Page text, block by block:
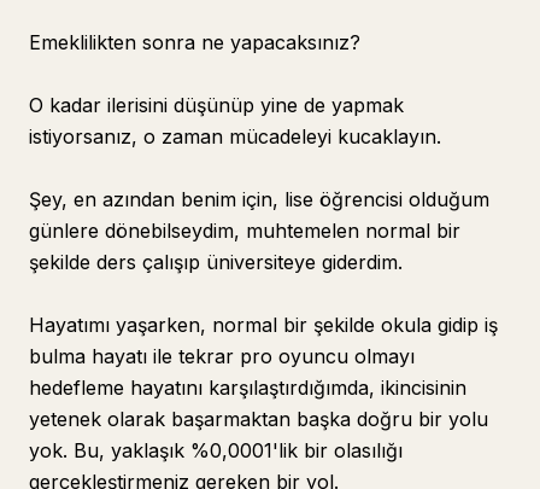
Emeklilikten sonra ne yapacaksınız?
O kadar ilerisini düşünüp yine de yapmak
istiyorsanız, o zaman mücadeleyi kucaklayın.
Şey, en azından benim için, lise öğrencisi olduğum
günlere dönebilseydim, muhtemelen normal bir
şekilde ders çalışıp üniversiteye giderdim.
Hayatımı yaşarken, normal bir şekilde okula gidip iş
bulma hayatı ile tekrar pro oyuncu olmayı
hedefleme hayatını karşılaştırdığımda, ikincisinin
yetenek olarak başarmaktan başka doğru bir yolu
yok. Bu, yaklaşık %0,0001'lik bir olasılığı
gerçekleştirmeniz gereken bir yol.